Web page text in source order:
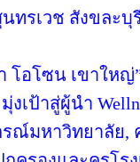
ทรเวช สังขละบุ
โอโซน เขาใหญ่
มุ่งเป้าสู่ผู้นำ
รณ์มหาวิทยาลัย,